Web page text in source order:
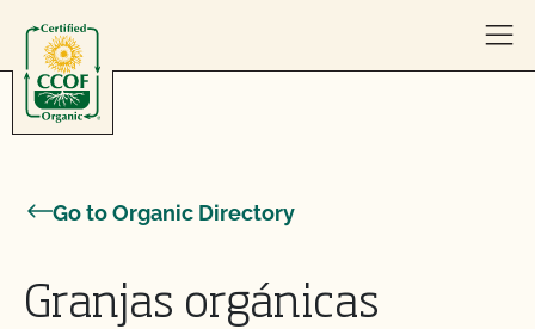
Go to Organic Directory
Granjas orgánicas